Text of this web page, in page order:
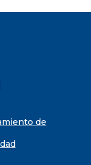
de